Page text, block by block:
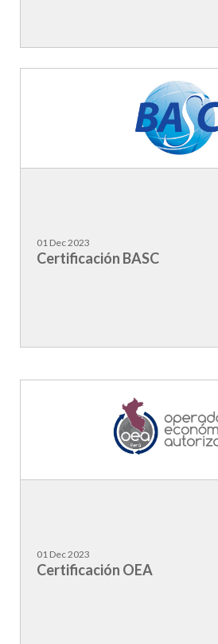
01 Dec 2023
Certificación BASC
01 Dec 2023
Certificación OEA